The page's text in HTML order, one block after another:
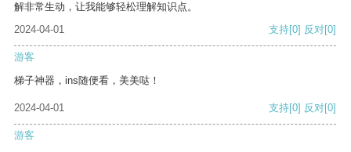
解非常生动，让我能够轻松理解知识点。
2024-04-01
支持[0] 反对[0]
游客
梯子神器，ins随便看，美美哒！
2024-04-01 支持[0] 反对[0]
游客